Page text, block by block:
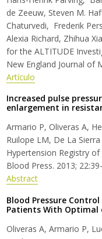
de Zeeuw, Steven M.
Chaturvedi, Frederik
Alexia Richard, Zhihua
for the ALTITUDE
New England Journal of
Artículo
Increased pulse
enlargement in
Armario P, Oliveras A,
Ruilope LM, De La
Hypertension Registry
Blood Press. 2013;
Abstract
Blood Pressure
Patients With Optimal
Oliveras A, Armario P,